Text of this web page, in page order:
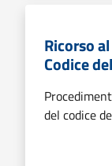
Ricorso
Codice
del codice